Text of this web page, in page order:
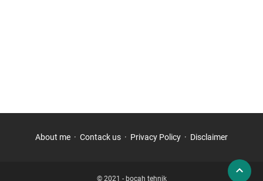
About me Contack us Privacy Policy Disclaimer
© 2021 - bocah tehnik